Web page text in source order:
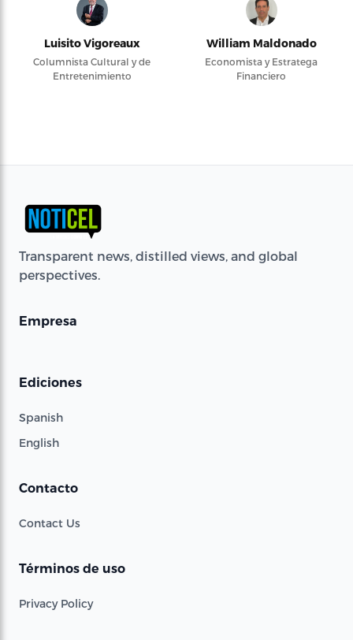
Luisito Vigoreaux
Columnista Cultural y de
Entretenimiento
William Maldonado
Economista y Estratega
Financiero
Transparent news, distilled views, and global
perspectives.
Empresa
Ediciones
Spanish
English
Contacto
Contact Us
Términos de uso
Privacy Policy